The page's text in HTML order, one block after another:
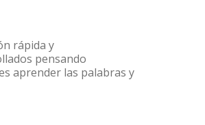
rápida y
pensando
aprender las palabras y